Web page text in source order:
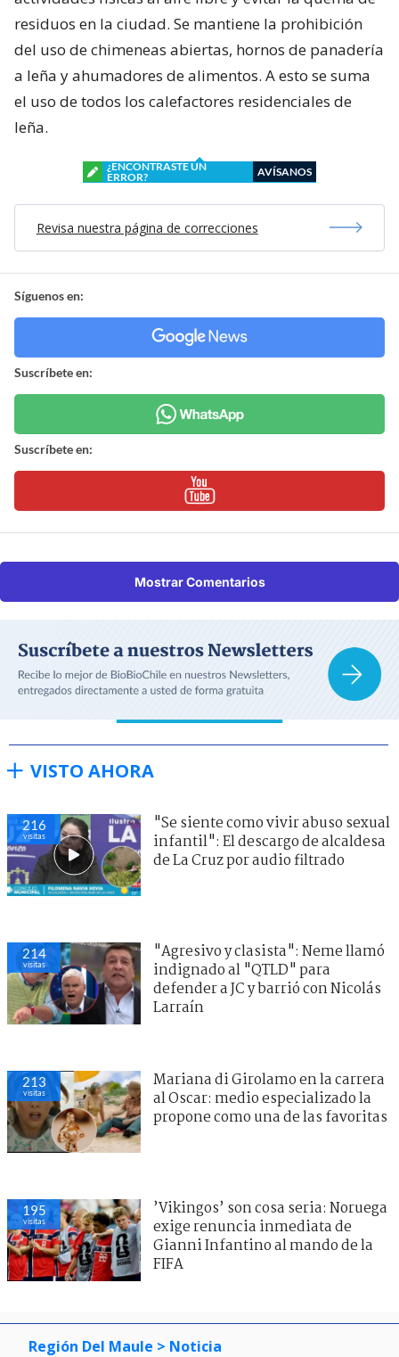
residuos en la ciudad. Se mantiene la prohibición
del uso de chimeneas abiertas, hornos de panadería
a leña y ahumadores de alimentos. A esto se suma
el uso de todos los calefactores residenciales de
leña.
¿ENCONTRASTE UN
ERROR?
AVÍSANOS
Revisa nuestra página de correcciones
Síguenos en:
Suscríbete en:
Suscríbete en:
Mostrar Comentarios
VISTO AHORA
216
visitas
"Se siente como vivir abuso sexual
infantil": El descargo de alcaldesa
de La Cruz por audio filtrado
214
visitas
"Agresivo y clasista": Neme llamó
indignado al "QTLD" para
defender a JC y barrió con Nicolás
Larraín
213
visitas
Mariana di Girolamo en la carrera
al Oscar: medio especializado la
propone como una de las favoritas
195
visitas
’Vikingos’ son cosa seria: Noruega
exige renuncia inmediata de
Gianni Infantino al mando de la
FIFA
Región Del Maule > Noticia